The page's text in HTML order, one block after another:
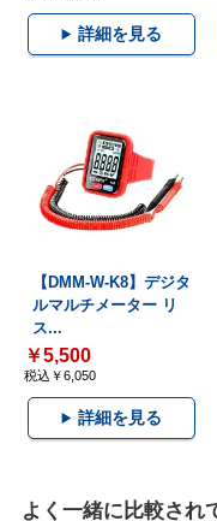
詳細を見る
【DMM-W-K8】デジタ
ルマルチメーター リ
ス...
￥5,500
税込￥6,050
詳細を見る
よく一緒に比較され